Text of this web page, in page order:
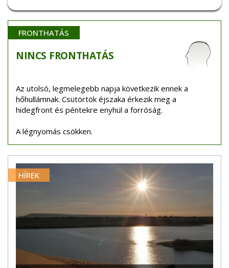
FRONTHATÁS
NINCS FRONTHATÁS
Az utolsó, legmelegebb napja következik ennek a
hőhullámnak. Csütörtök éjszaka érkezik meg a
hidegfront és péntekre enyhül a forróság.
A légnyomás csökken.
HÍREK